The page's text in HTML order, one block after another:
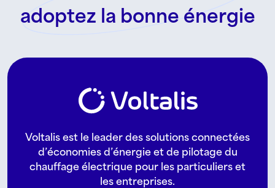
adoptez la bonne énergie
Voltalis est le leader des solutions connectées
d’économies d’énergie et de pilotage du
chauffage électrique pour les particuliers et
les entreprises.